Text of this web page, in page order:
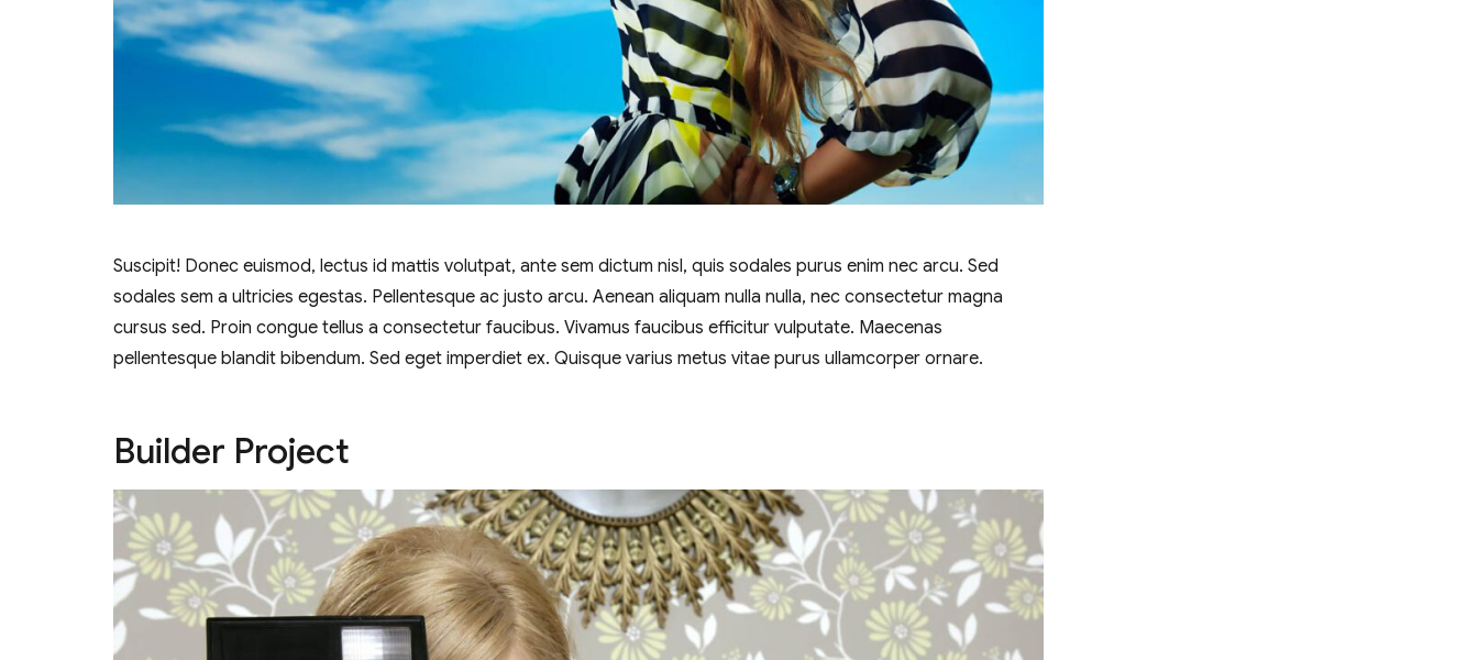
Suscipit! Donec euismod, lectus id mattis volutpat, ante sem dictum nisl, quis sodales purus enim nec arcu. Sed
sodales sem a ultricies egestas. Pellentesque ac justo arcu. Aenean aliquam nulla nulla, nec consectetur magna
cursus sed. Proin congue tellus a consectetur faucibus. Vivamus faucibus efficitur vulputate. Maecenas
pellentesque blandit bibendum. Sed eget imperdiet ex. Quisque varius metus vitae purus ullamcorper ornare.
Builder Project